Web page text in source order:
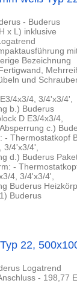
- Buderus
x L) inklusive
Bezeichnung
und
4x3/4, 3/4'x3/4',
b.) Buderus
D E3/4x3/4,
c.)
Thermostatkopf
3/4'x3/4',
d.) Buderus
-
4, 3/4'x3/4',
Buderus
Buderus
22,
Logatrend
- 198,77